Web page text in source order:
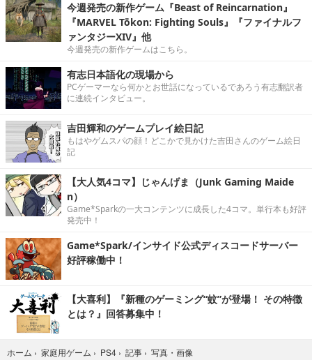
今週発売の新作ゲーム『Beast of Reincarnation』
『MARVEL Tōkon: Fighting Souls』『ファイナルフ
ァンタジーXIV』他
今週発売の新作ゲームはこちら。
有志日本語化の現場から
PCゲーマーなら何かとお世話になっているであろう有志翻訳者
に連続インタビュー。
吉田輝和のゲームプレイ絵日記
もはやゲムスパの顔！どこかで見かけた吉田さんのゲーム絵日
記
【大人気4コマ】じゃんげま（Junk Gaming Maide
n）
Game*Sparkの一大コンテンツに成長した4コマ。単行本も好評
発売中！
Game*Spark/インサイド公式ディスコードサーバー
好評稼働中！
【大喜利】『新種のゲーミング“蚊”が登場！ その特徴
とは？』回答募集中！
ホーム › 家庭用ゲーム › PS4 › 記事 › 写真・画像